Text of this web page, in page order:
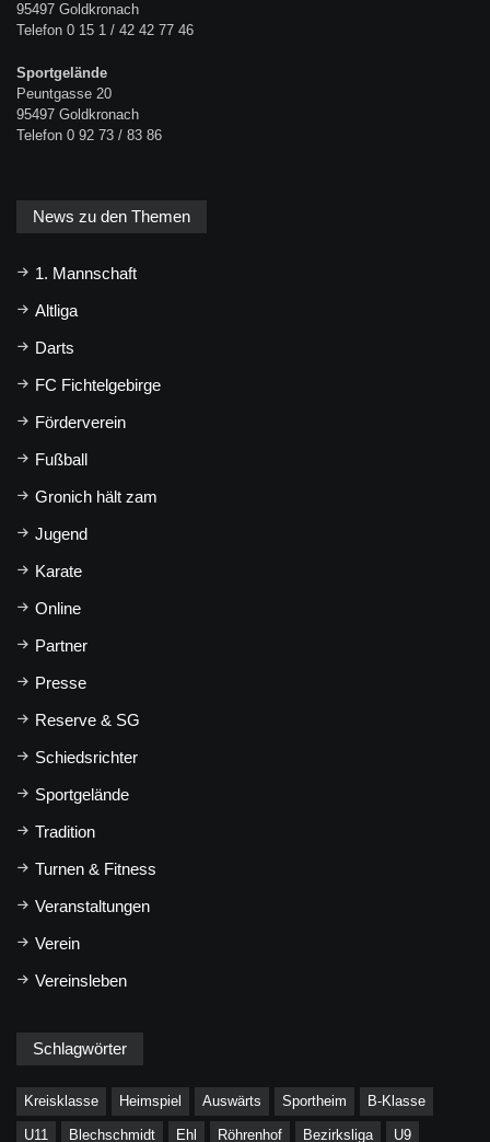
95497 Goldkronach
Telefon 0 15 1 / 42 42 77 46
Sportgelände
Peuntgasse 20
95497 Goldkronach
Telefon 0 92 73 / 83 86
News zu den Themen
1. Mannschaft
Altliga
Darts
FC Fichtelgebirge
Förderverein
Fußball
Gronich hält zam
Jugend
Karate
Online
Partner
Presse
Reserve & SG
Schiedsrichter
Sportgelände
Tradition
Turnen & Fitness
Veranstaltungen
Verein
Vereinsleben
Schlagwörter
Kreisklasse Heimspiel Auswärts Sportheim B-Klasse
U11 Blechschmidt Ehl Röhrenhof Bezirksliga U9